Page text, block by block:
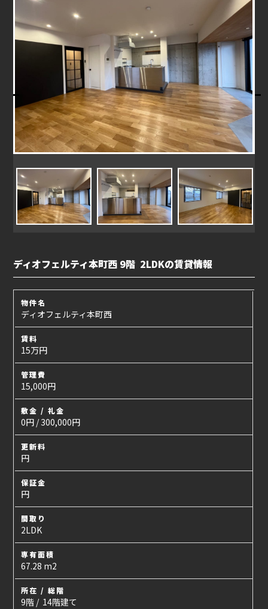
ディオフェルティ本町西 9階 2LDKの賃貸情報
物件名
ディオフェルティ本町西
賃料
15万円
管理費
15,000円
敷金 / 礼金
0円 / 300,000円
更新料
円
保証金
円
間取り
2LDK
専有面積
67.28 m2
所在 / 総階
9階 / 14階建て